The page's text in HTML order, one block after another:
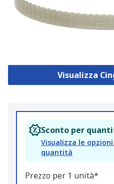
Visualizza
Sconto per
Visualizza le
quantità
Prezzo per 1 unità*